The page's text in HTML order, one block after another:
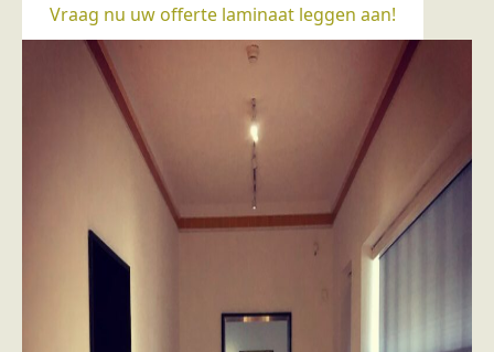
Vraag nu uw offerte laminaat leggen aan!